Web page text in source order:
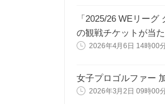
「2025/26 WEリー
の観戦チケットが当
2026年4月6日 14時00
女子プロゴルファー
2026年3月2日 09時00